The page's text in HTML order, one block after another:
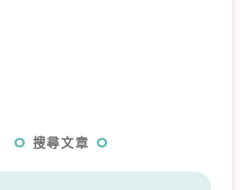
搜尋文章